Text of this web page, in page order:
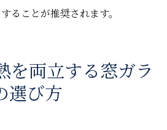
事情に合う遮熱フィルム選び
ルム工房の新サービス注目点
る遮熱フィルムの新常識
ることが推奨されます。
を両立する窓ガラ
選び方